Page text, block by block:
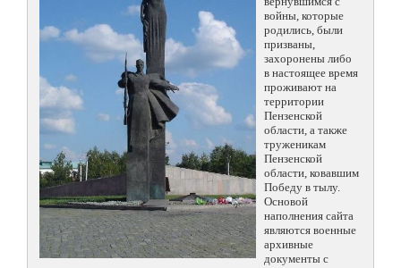
войны, которые
родились, были
призваны,
захоронены либо
в настоящее время
проживают на
территории
Пензенской
области, а также
труженикам
Пензенской
области, ковавшим
Победу в тылу.
Основой
наполнения сайта
являются военные
архивные
документы с